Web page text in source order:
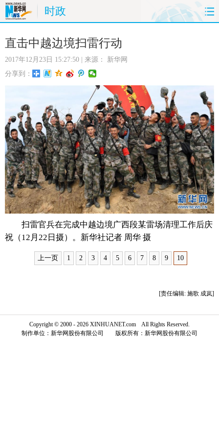
时政
首页 时政
娱乐 体育
时尚 思客 地方 法治
港澳 台湾 华人 汽车
科技 能源 房产 公司
图片 视频 彩票 食品
旅游 健康 信息化 数据
金融 公益 军事 无人机
富媒体 摄影 新华广播
新华电视中文 新华电视英文 返回PC
直击中越边境扫雷行动
2017年12月23日 15:27:50 | 来源： 新华网
分享到：
扫雷官兵在完成中越边境广西段某雷场清理工作后庆
祝（12月22日摄）。新华社记者 周华 摄
上一页 1 2 3 4 5 6 7 8 9 10
[责任编辑: 施歌 成岚]
Copyright © 2000 - 2026 XINHUANET.com All Rights Reserved.
制作单位：新华网股份有限公司 版权所有：新华网股份有限公司